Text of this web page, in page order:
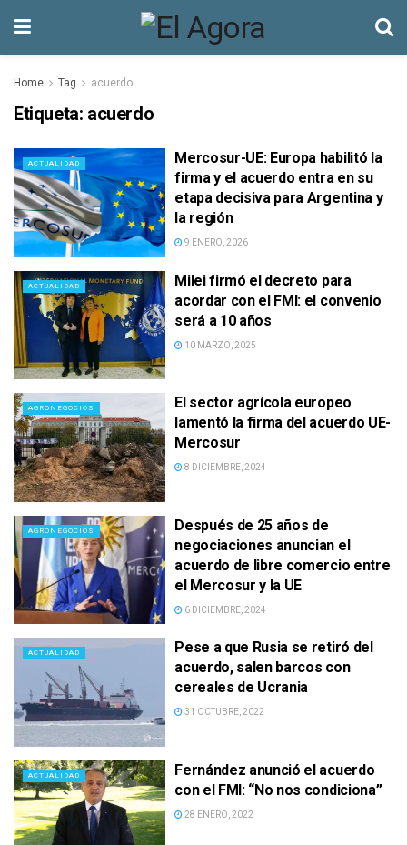
Home Tag acuerdo
Etiqueta: acuerdo
ACTUALIDAD
Mercosur-UE: Europa habilitó la
firma y el acuerdo entra en su
etapa decisiva para Argentina y
la región
9 ENERO, 2026
ACTUALIDAD
Milei firmó el decreto para
acordar con el FMI: el convenio
será a 10 años
10 MARZO, 2025
AGRONEGOCIOS
El sector agrícola europeo
lamentó la firma del acuerdo UE-
Mercosur
8 DICIEMBRE, 2024
AGRONEGOCIOS
Después de 25 años de
negociaciones anuncian el
acuerdo de libre comercio entre
el Mercosur y la UE
6 DICIEMBRE, 2024
ACTUALIDAD
Pese a que Rusia se retiró del
acuerdo, salen barcos con
cereales de Ucrania
31 OCTUBRE, 2022
ACTUALIDAD
Fernández anunció el acuerdo
con el FMI: “No nos condiciona”
28 ENERO, 2022